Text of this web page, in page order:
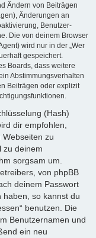
Ändern von Beiträgen
Änderungen an
Benutzer-
Die von deinem Browser
wird nur in der „Wer
gespeichert.
Boards, dass weitere
Abstimmungsverhalten
Beiträgen oder explizit
(Hash)
dir empfohlen,
zu
zu deinem
sorgsam um.
von phpBB
deinem Passwort
haben, so kannst du
benutzen. Die
Benutzernamen und
ein neu